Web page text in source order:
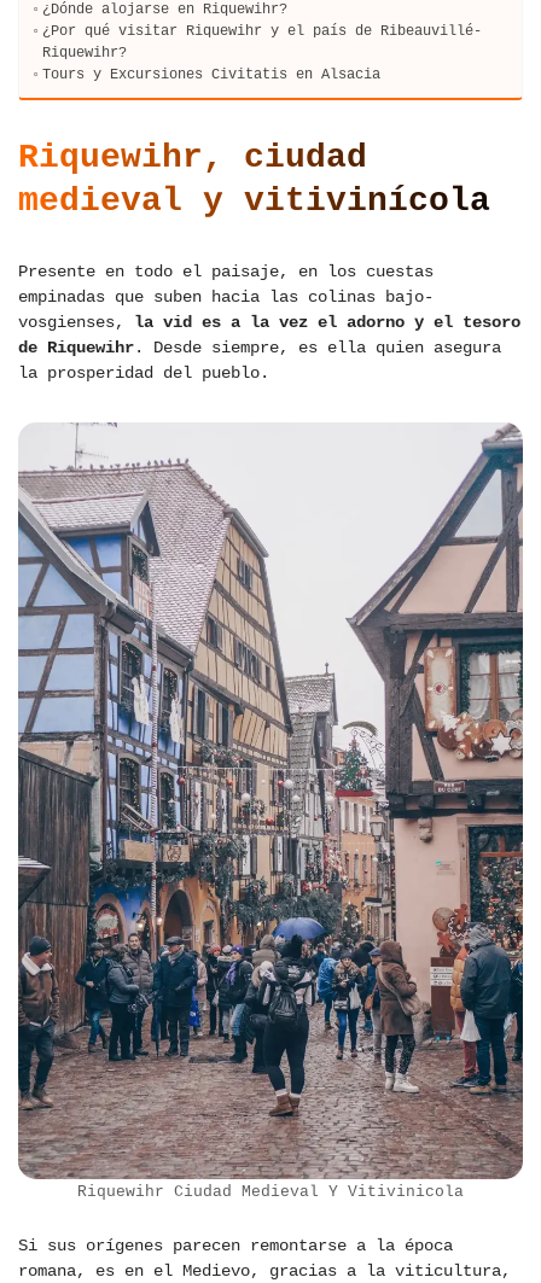
¿Dónde alojarse en Riquewihr?
¿Por qué visitar Riquewihr y el país de Ribeauvillé-
Riquewihr?
Tours y Excursiones Civitatis en Alsacia
Riquewihr, ciudad
medieval y vitivinícola
Presente en todo el paisaje, en los cuestas
empinadas que suben hacia las colinas bajo-
vosgienses, la vid es a la vez el adorno y el tesoro
de Riquewihr. Desde siempre, es ella quien asegura
la prosperidad del pueblo.
Riquewihr Ciudad Medieval Y Vitivinicola
Si sus orígenes parecen remontarse a la época
romana, es en el Medievo, gracias a la viticultura,